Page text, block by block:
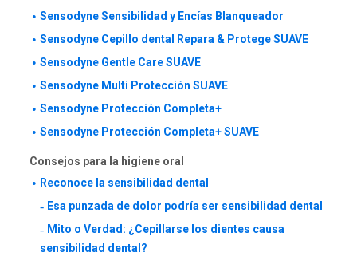
Sensodyne Sensibilidad y Encías Blanqueador
Sensodyne Cepillo dental Repara & Protege SUAVE
Sensodyne Gentle Care SUAVE
Sensodyne Multi Protección SUAVE
Sensodyne Protección Completa+
Sensodyne Protección Completa+ SUAVE
Consejos para la higiene oral
Reconoce la sensibilidad dental
Esa punzada de dolor podría ser sensibilidad dental
Mito o Verdad: ¿Cepillarse los dientes causa
sensibilidad dental?